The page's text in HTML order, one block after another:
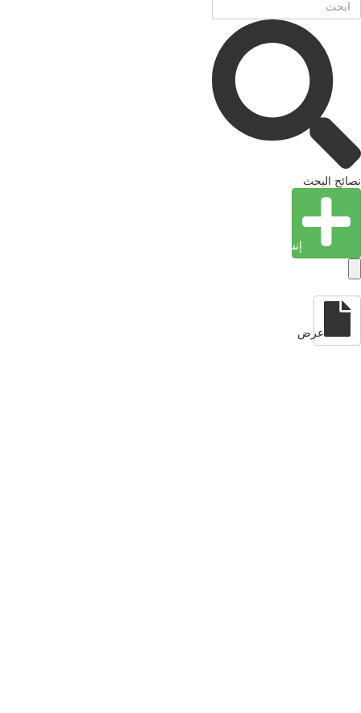
نصائح البحث
إنشاء كيان
عرض